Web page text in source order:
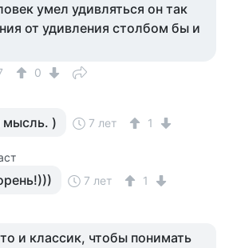
умел удивляться он так
от удивления столбом бы и
0
мысль. ) 7 лет 1
7 лет 1
и классик, чтобы понимать